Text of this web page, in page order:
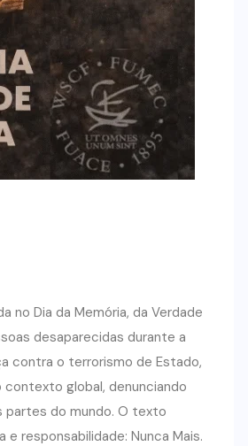
no Dia da Memória, da Verdade
desaparecidas durante a
contra o terrorismo de Estado,
contexto global, denunciando
partes do mundo. O texto
responsabilidade: Nunca Mais.